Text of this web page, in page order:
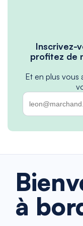
Inscrivez-
profitez de
Et en plus vous
à